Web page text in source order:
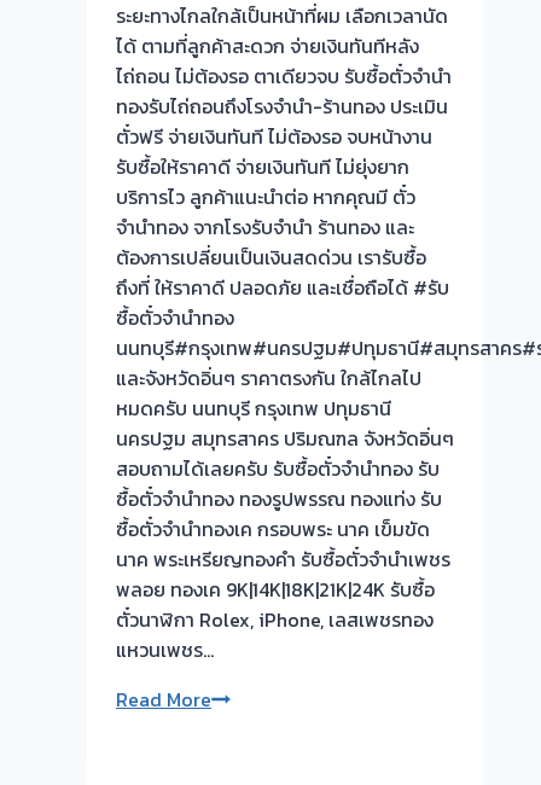
สถาน
ที่
วัน
นี้
ให้
บริการ
ลูกค้า
บางกรวย
นนทบุรี
ครับ
ระยะ
ทาง
ไกล
ใกล้
เป็น
หน้าที่
ผม
เลือก
เวลา
นัด
ได้
ตาม
ลูกค้า
ระยะทางไกลใกล้เป็นหน้าที่ผม เลือกเวลานัด
ได้ ตามที่ลูกค้าสะดวก จ่ายเงินทันทีหลัง
ไถ่ถอน ไม่ต้องรอ ตาเดียวจบ รับซื้อตั๋วจำนำ
ทองรับไถ่ถอนถึงโรงจำนำ-ร้านทอง ประเมิน
ตั๋วฟรี จ่ายเงินทันที ไม่ต้องรอ จบหน้างาน
รับซื้อให้ราคาดี จ่ายเงินทันที ไม่ยุ่งยาก
บริการไว ลูกค้าแนะนำต่อ หากคุณมี ตั๋ว
จำนำทอง จากโรงรับจำนำ ร้านทอง และ
ต้องการเปลี่ยนเป็นเงินสดด่วน เรารับซื้อ
ถึงที่ ให้ราคาดี ปลอดภัย และเชื่อถือได้ #รับ
ซื้อตั๋วจำนำทอง
นนทบุรี#กรุงเทพ#นครปฐม#ปทุมธานี#สมุทรสาคร#
และจังหวัดอิ่นๆ ราคาตรงกัน ใกล้ไกลไป
หมดครับ นนทบุรี กรุงเทพ ปทุมธานี
นครปฐม สมุทรสาคร ปริมณฑล จังหวัดอิ่นๆ
สอบถามได้เลยครับ รับซื้อตั๋วจำนำทอง รับ
ซื้อตั๋วจำนำทอง ทองรูปพรรณ ทองแท่ง รับ
ซื้อตั๋วจำนำทองเค กรอบพระ นาค เข็มขัด
นาค พระเหรียญทองคำ รับซื้อตั๋วจำนำเพชร
พลอย ทองเค 9K|14K|18K|21K|24K รับซื้อ
ตั๋วนาฬิกา Rolex, iPhone, เลสเพชรทอง
แหวนเพชร…
Read Moreยินดี